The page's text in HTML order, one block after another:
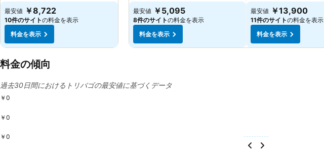
最安値 ￥8,722
10件のサイトの料金を表示
料金を表示
最安値 ￥5,095
8件のサイトの料金を表示
料金を表示
最安値 ￥13,900
11件のサイトの料金を表示
料金を表示
料金の傾向
過去30日間におけるトリバゴの最安値に基づくデータ
￥0
￥0
￥0